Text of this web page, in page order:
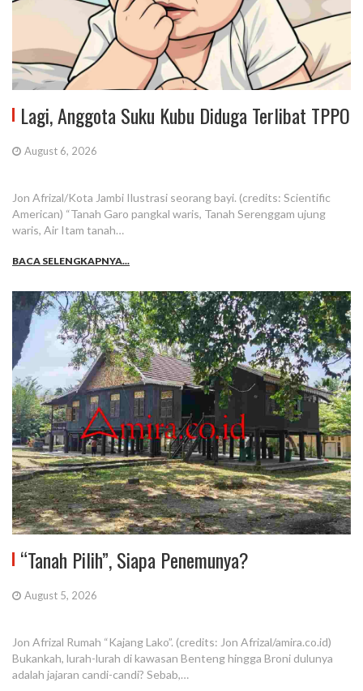
Lagi, Anggota Suku Kubu Diduga Terlibat TPPO
August 6, 2026
Jon Afrizal/Kota Jambi Ilustrasi seorang bayi. (credits: Scientific
American) “Tanah Garo pangkal waris, Tanah Serenggam ujung
waris, Air Itam tanah…
BACA SELENGKAPNYA...
“Tanah Pilih”, Siapa Penemunya?
August 5, 2026
Jon Afrizal Rumah “Kajang Lako”. (credits: Jon Afrizal/amira.co.id)
Bukankah, lurah-lurah di kawasan Benteng hingga Broni dulunya
adalah jajaran candi-candi? Sebab,…